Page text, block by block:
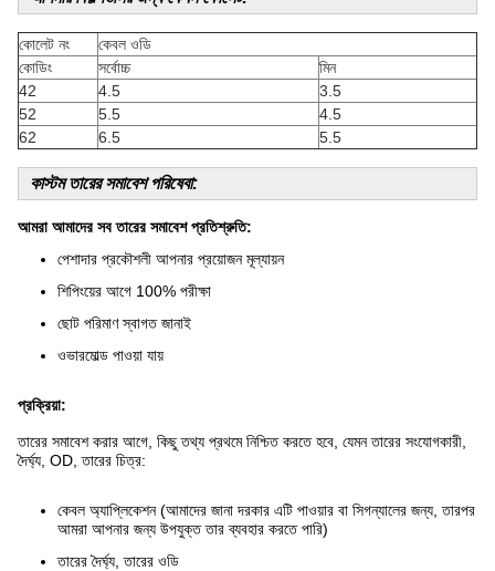
কোলেট নং
কেবল ওডি
কোডিং
সর্বোচ্চ
মিন
42
4.5
3.5
52
5.5
4.5
62
6.5 5.5
কাস্টম তারের সমাবেশ পরিষেবা:
আমরা আমাদের সব তারের সমাবেশ প্রতিশ্রুতি:
পেশাদার প্রকৌশলী আপনার প্রয়োজন মূল্যায়ন
শিপিংয়ের আগে 100% পরীক্ষা
ছোট পরিমাণ স্বাগত জানাই
ওভারমোল্ড পাওয়া যায়
প্রক্রিয়া:
তারের সমাবেশ করার আগে, কিছু তথ্য প্রথমে নিশ্চিত করতে হবে, যেমন তারের সংযোগকারী,
দৈর্ঘ্য, OD, তারের চিত্র:
কেবল অ্যাপ্লিকেশন (আমাদের জানা দরকার এটি পাওয়ার বা সিগন্যালের জন্য, তারপর
আমরা আপনার জন্য উপযুক্ত তার ব্যবহার করতে পারি)
তারের দৈর্ঘ্য, তারের ওডি